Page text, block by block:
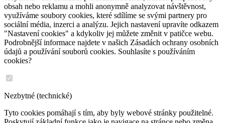
obsah nebo reklamu a mohli anonymně analyzovat návštěvnost,
využíváme soubory cookies, které sdílíme se svými partnery pro
sociální média, inzerci a analýzu. Jejich nastavení upravíte odkazem
"Nastavení cookies" a kdykoliv jej můžete změnit v patičce webu.
Podrobnější informace najdete v našich Zásadách ochrany osobních
údajů a používání souborů cookies. Souhlasíte s používáním
cookies?
Nezbytné (technické)
Tyto cookies pomáhají s tím, aby byly webové stránky použitelné.